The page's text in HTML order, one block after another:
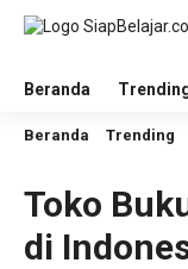
Beranda
Beranda Trending
Toko
di